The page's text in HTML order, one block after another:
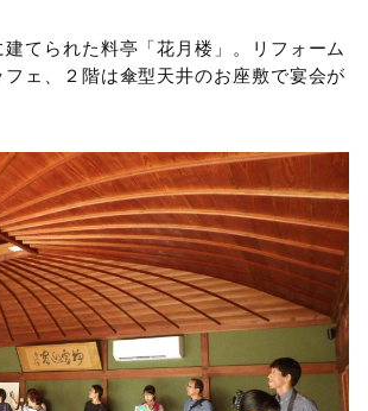
てられた料亭「花月楼」。リフォーム
フェ、２階は傘型天井のお座敷で宴会が